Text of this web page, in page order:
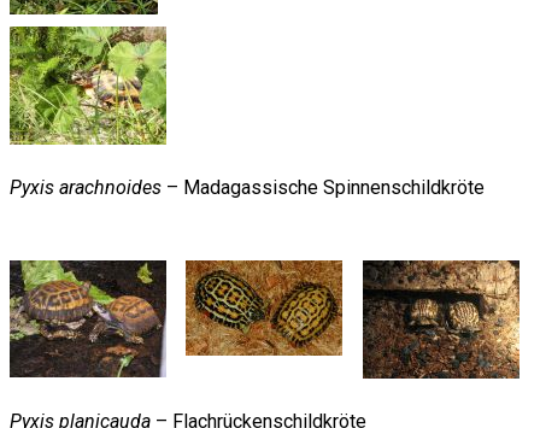
Pyxis arachnoides – Madagassische Spinnenschildkröte
Pyxis planicauda – Flachrückenschildkröte